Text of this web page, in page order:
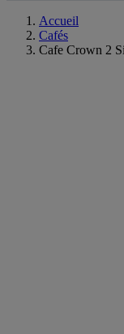
Accueil
Cafés
Cafe Crown 2